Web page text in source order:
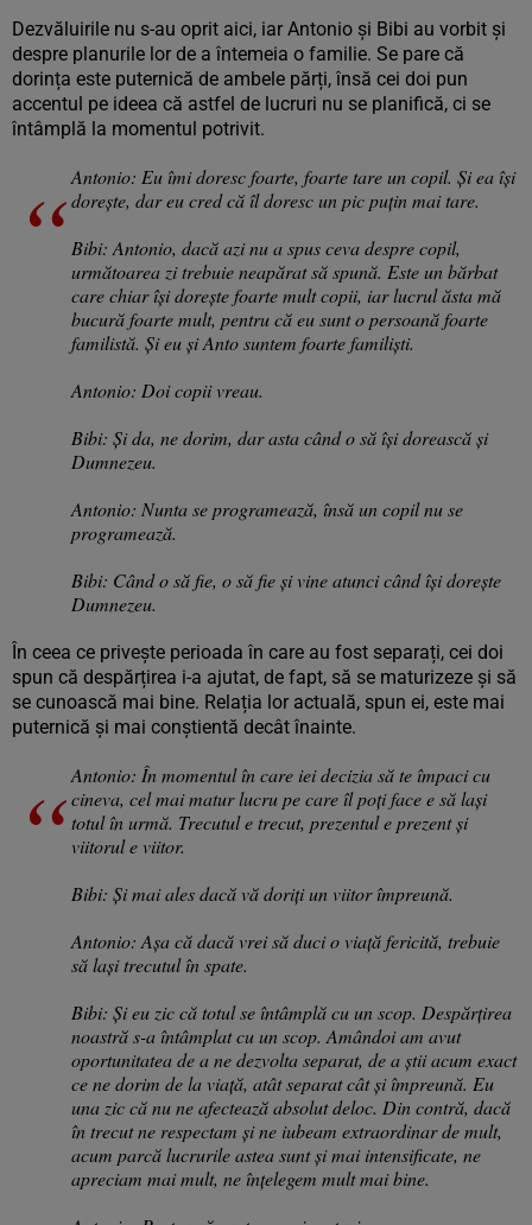
Dezvăluirile nu s-au oprit aici, iar Antonio și Bibi au vorbit și
despre planurile lor de a întemeia o familie. Se pare că
dorința este puternică de ambele părți, însă cei doi pun
accentul pe ideea că astfel de lucruri nu se planifică, ci se
întâmplă la momentul potrivit.
Antonio: Eu îmi doresc foarte, foarte tare un copil. Și ea își
dorește, dar eu cred că îl doresc un pic puțin mai tare.
Bibi: Antonio, dacă azi nu a spus ceva despre copil,
următoarea zi trebuie neapărat să spună. Este un bărbat
care chiar își dorește foarte mult copii, iar lucrul ăsta mă
bucură foarte mult, pentru că eu sunt o persoană foarte
familistă. Și eu și Anto suntem foarte familiști.
Antonio: Doi copii vreau.
Bibi: Și da, ne dorim, dar asta când o să își dorească și
Dumnezeu.
Antonio: Nunta se programează, însă un copil nu se
programează.
Bibi: Când o să fie, o să fie și vine atunci când își dorește
Dumnezeu.
În ceea ce privește perioada în care au fost separați, cei doi
spun că despărțirea i-a ajutat, de fapt, să se maturizeze și să
se cunoască mai bine. Relația lor actuală, spun ei, este mai
puternică și mai conștientă decât înainte.
Antonio: În momentul în care iei decizia să te împaci cu
cineva, cel mai matur lucru pe care îl poți face e să lași
totul în urmă. Trecutul e trecut, prezentul e prezent și
viitorul e viitor.
Bibi: Și mai ales dacă vă doriți un viitor împreună.
Antonio: Așa că dacă vrei să duci o viață fericită, trebuie
să lași trecutul în spate.
Bibi: Și eu zic că totul se întâmplă cu un scop. Despărțirea
noastră s-a întâmplat cu un scop. Amândoi am avut
oportunitatea de a ne dezvolta separat, de a știi acum exact
ce ne dorim de la viață, atât separat cât și împreună. Eu
una zic că nu ne afectează absolut deloc. Din contră, dacă
în trecut ne respectam și ne iubeam extraordinar de mult,
acum parcă lucrurile astea sunt și mai intensificate, ne
apreciam mai mult, ne înțelegem mult mai bine.